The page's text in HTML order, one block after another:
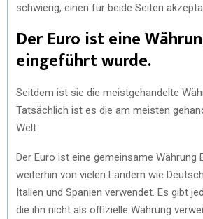
schwierig, einen für beide Seiten
Der Euro ist eine
eingeführt wurde.
Seitdem ist sie die meistgehandelte
Tatsächlich ist es die am meisten
Welt.
Der Euro ist eine gemeinsame Währung
weiterhin von vielen Ländern wie
Italien und Spanien verwendet. Es gibt
die ihn nicht als offizielle Währung